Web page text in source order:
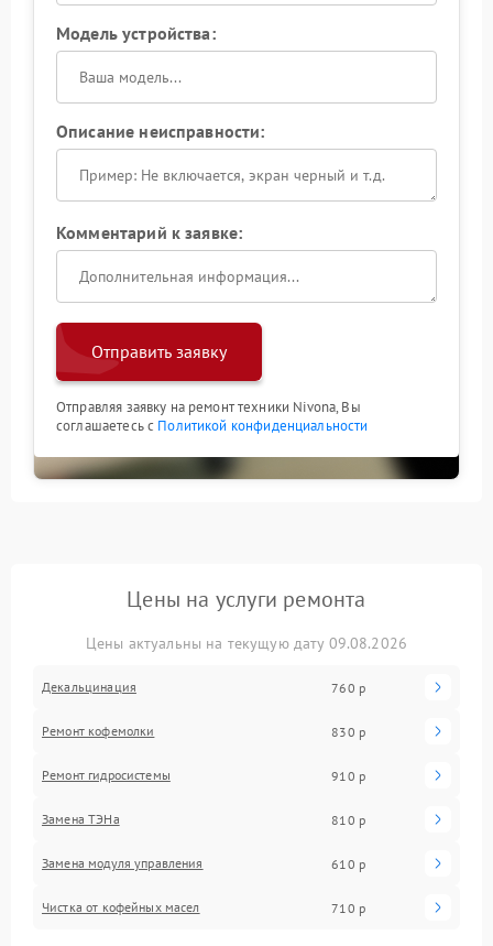
Модель устройства:
Описание неисправности:
Комментарий к заявке:
Отправить заявку
Отправляя заявку на ремонт техники Nivona, Вы
соглашаетесь с Политикой конфиденциальности
Цены на услуги ремонта
Цены актуальны на текущую дату 09.08.2026
Декальцинация 760 р
Ремонт кофемолки 830 р
Ремонт гидросистемы 910 р
Замена ТЭНа 810 р
Замена модуля управления 610 р
Чистка от кофейных масел 710 р